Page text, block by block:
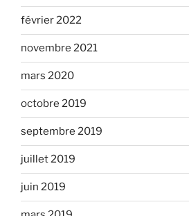
février 2022
novembre 2021
mars 2020
octobre 2019
septembre 2019
juillet 2019
juin 2019